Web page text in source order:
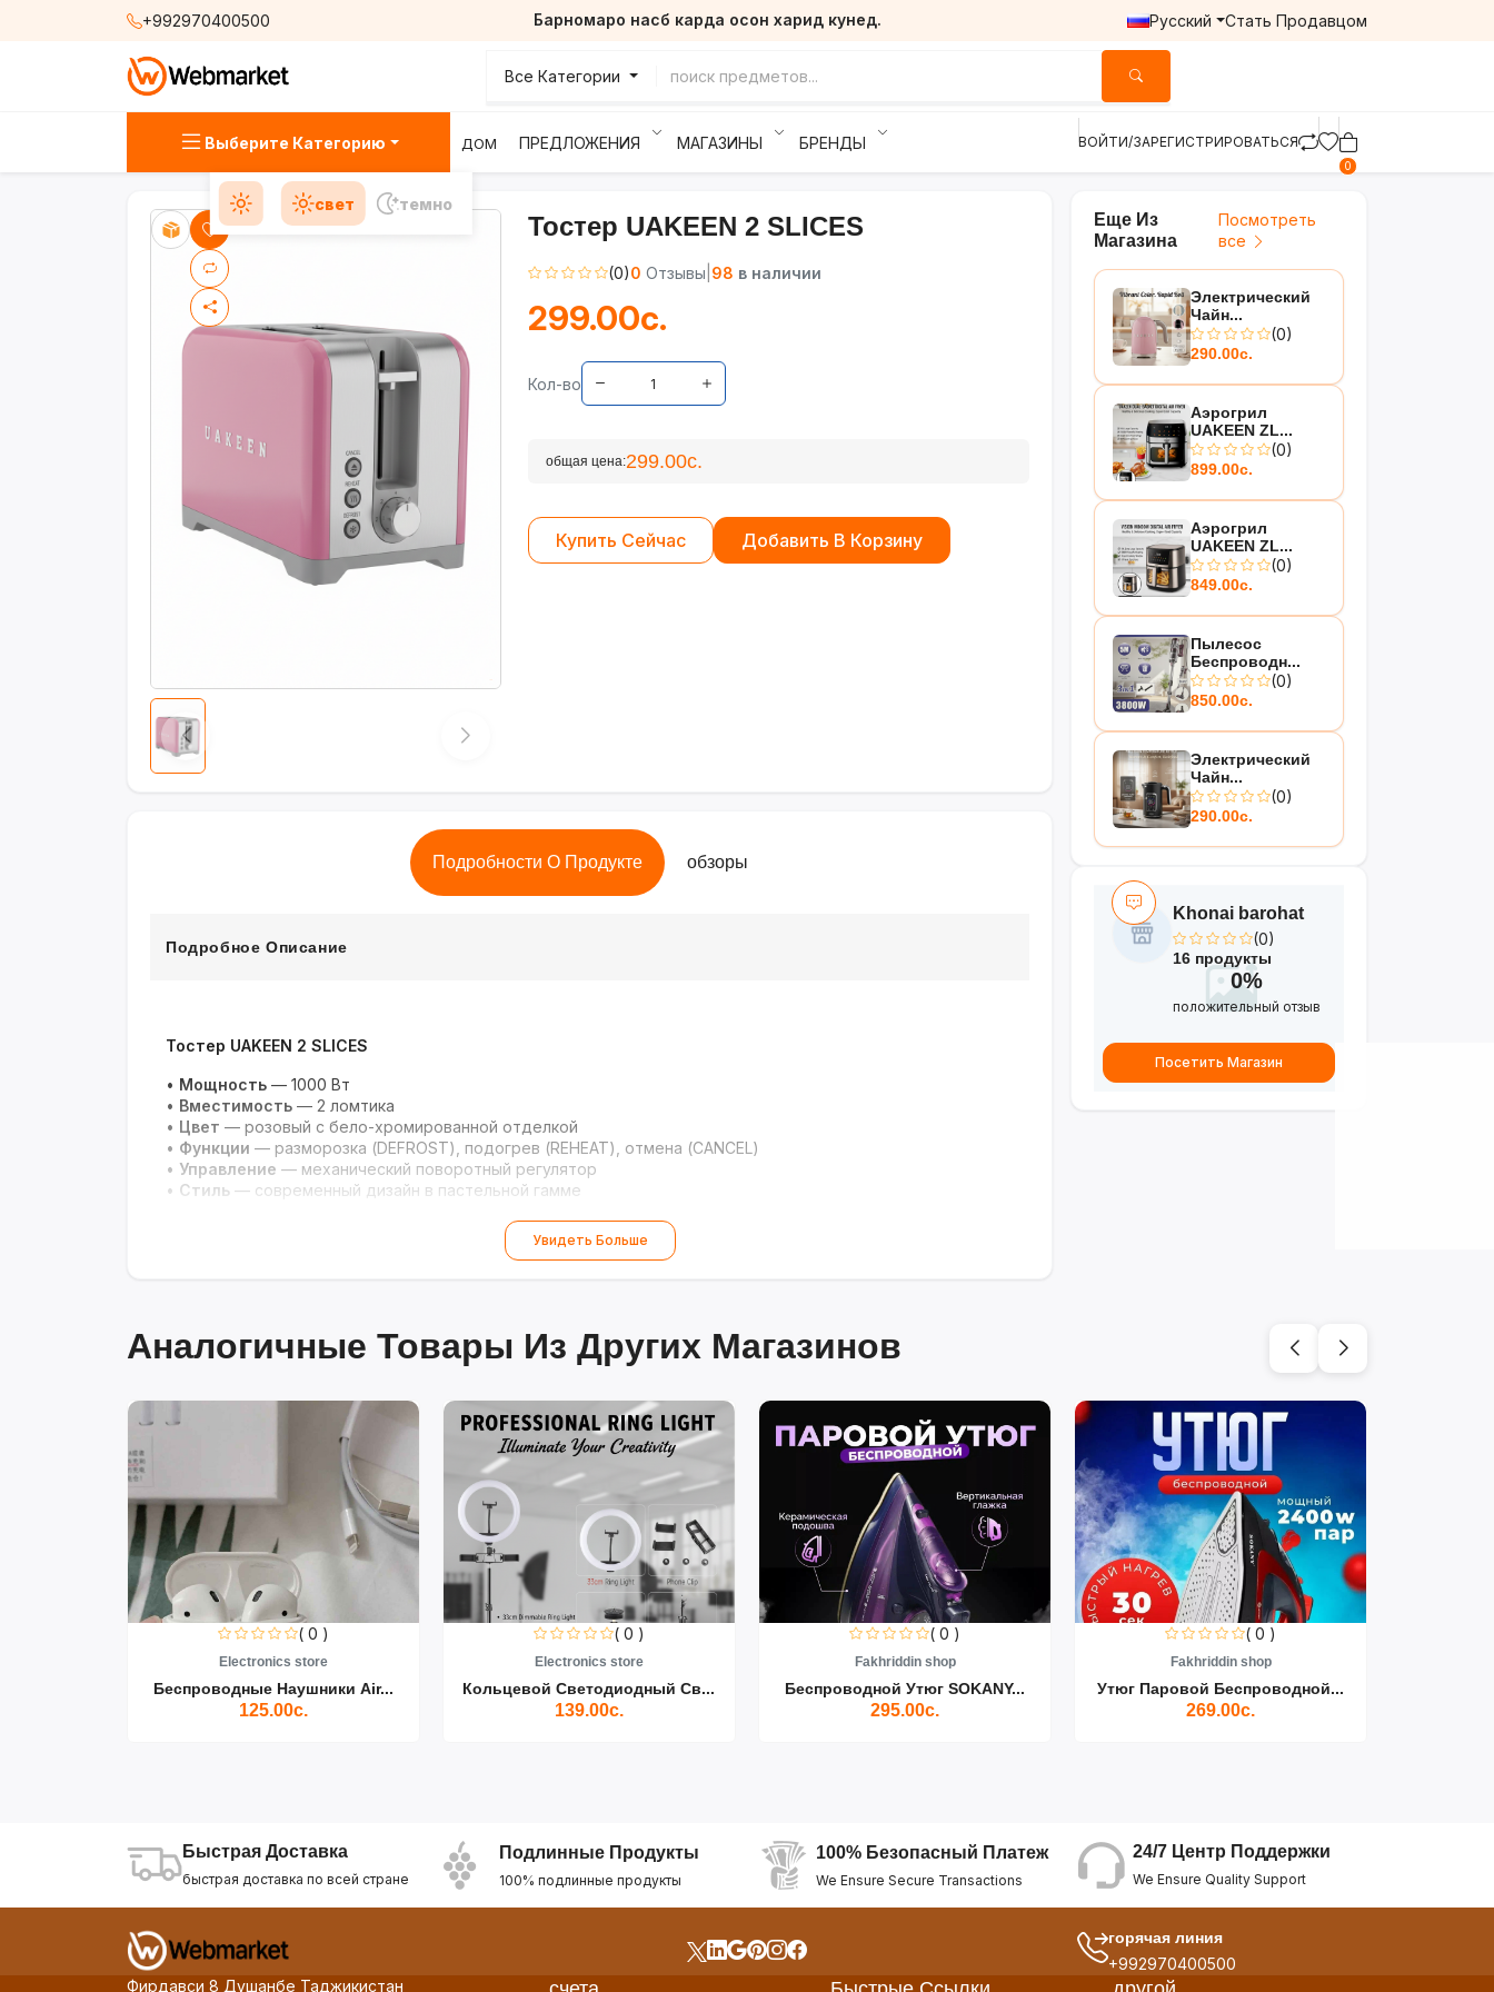
+992970400500 Барномаро насб карда осон харид кунед. Русский Стать Продавцом
Все Категории
Выберите Категорию ДОМ ПРЕДЛОЖЕНИЯ МАГАЗИНЫ БРЕНДЫ ВОЙТИ/ЗАРЕГИСТРИРОВАТЬСЯ
0
свет темно
Тостер UAKEEΝ 2 SLICES
(0)0 Отзывы 98 в наличии
299.00с.
Кол-во
общая цена:299.00с.
Купить Сейчас Добавить В Корзину
Подробности О Продукте обзоры
Подробное Описание
Тостер UAKEEΝ 2 SLICES
• Мощность — 1000 Вт
• Вместимость — 2 ломтика
• Цвет — розовый с бело-хромированной отделкой
• Функции — разморозка (DEFROST), подогрев (REHEAT), отмена (CANCEL)
• Управление — механический поворотный регулятор
• Стиль — современный дизайн в пастельной гамме
Увидеть Больше
Еще Из
Магазина
Посмотреть
все
Электрический
Чайн...
(0)
290.00с.
Аэрогрил
UAKEEN ZL...
(0)
899.00с.
Аэрогрил
UAKEEN ZL...
(0)
849.00с.
Пылесос
Беспроводн...
(0)
850.00с.
Электрический
Чайн...
(0)
290.00с.
Khonai barohat
(0)
16 продукты
0%
положительный отзыв
Посетить Магазин
Аналогичные Товары Из Других Магазинов
( 0 )
Electronics store
Беспроводные Наушники Air...
125.00с.
( 0 )
Electronics store
Кольцевой Светодиодный Св...
139.00с.
( 0 )
Fakhriddin shop
Беспроводной Утюг SOKANY...
295.00с.
( 0 )
Fakhriddin shop
Утюг Паровой Беспроводной...
269.00с.
Быстрая Доставка
быстрая доставка по всей стране
Подлинные Продукты
100% подлинные продукты
100% Безопасный Платеж
We Ensure Secure Transactions
24/7 Центр Поддержки
We Ensure Quality Support
горячая линия
+992970400500
Фирдавси 8 Душанбе Таджикистан